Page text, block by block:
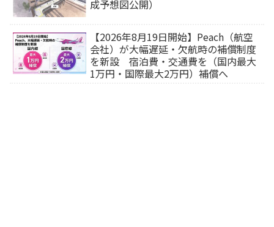
成予想図公開）
【2026年8月19日開始】Peach（航空
会社）が大幅遅延・欠航時の補償制度
を新設 宿泊費・交通費を（国内最大
1万円・国際最大2万円）補償へ